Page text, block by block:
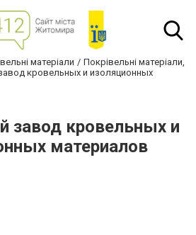
матеріали
Покрівельні матеріали,
кровельных и изоляционных
завод кровельных и
материалов